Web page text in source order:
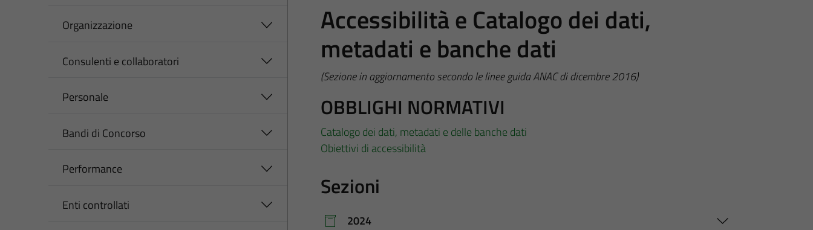
Organizzazione
Consulenti e collaboratori
Personale
Bandi di Concorso
Performance
Enti controllati
Accessibilità e Catalogo dei dati,
metadati e banche dati
(Sezione in aggiornamento secondo le linee guida ANAC di dicembre 2016)
OBBLIGHI NORMATIVI
Catalogo dei dati, metadati e delle banche dati
Obiettivi di accessibilità
Sezioni
2024